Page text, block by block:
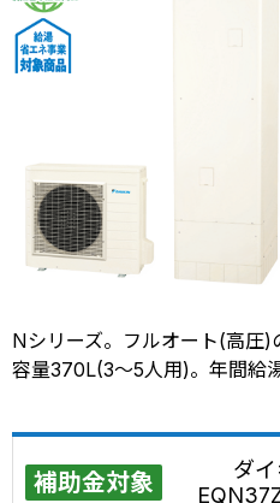
Nシリーズ。フルオート(高圧)
容量370L(3～5人用)。年間給
補助金対象
ダ